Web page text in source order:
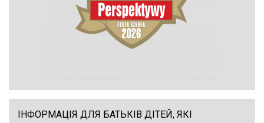
ІНФОРМАЦІЯ ДЛЯ БАТЬКІВ ДІТЕЙ, ЯКІ